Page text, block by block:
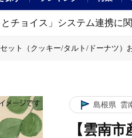
とチョイス」システム連携に
ット（クッキー/タルト/ドーナツ
ルテンフリー 米粉 スイーツ ギフ
島根県 雲
【雲南